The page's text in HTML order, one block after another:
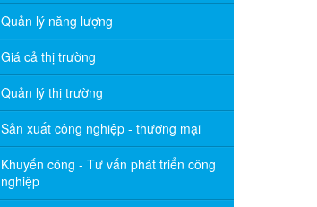
Quản lý năng lượng
Giá cả thị trường
Quản lý thị trường
Sản xuất công nghiệp - thương mại
Khuyến công - Tư vấn phát triển công
nghiệp